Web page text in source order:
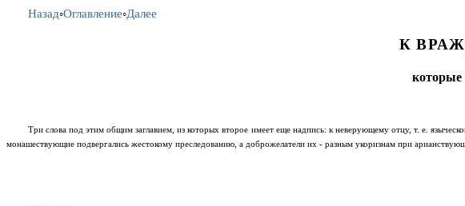
Назад◦Оглавление◦Далее
К
которые
Три слова под этим общим заглавием, из которых второе имеет еще надпись: к неверующему отцу, т. е.
монашествующие подвергались жестокому преследованию, а доброжелатели их - разным укоризнам при